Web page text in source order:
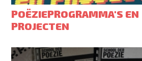
POËZIEPROGRAMMA'S EN
PROJECTEN